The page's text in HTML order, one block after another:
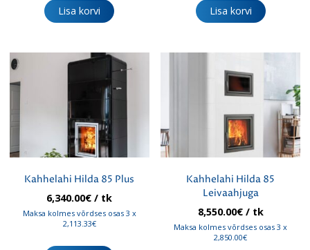
Lisa korvi Lisa korvi
Kahhelahi Hilda 85 Plus
6,340.00€ / tk
Maksa kolmes võrdses osas 3 x
2,113.33€
Kahhelahi Hilda 85
Leivaahjuga
8,550.00€/ tk
Maksa kolmes võrdses osas 3 x
2,850.00€